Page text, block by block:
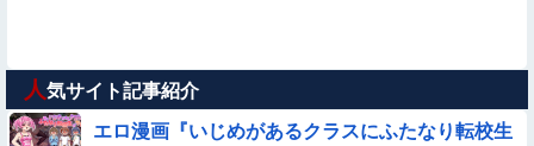
人気サイト記事紹介
エロ漫画『いじめがあるクラスにふたなり転校生